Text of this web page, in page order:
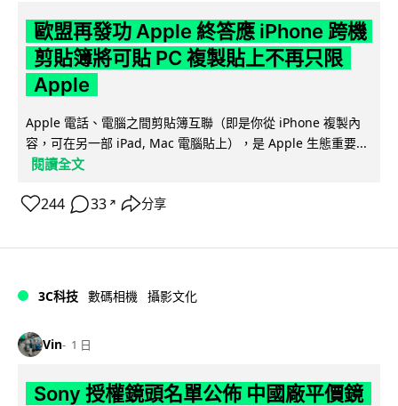
歐盟再發功 Apple 終答應 iPhone 跨機
剪貼簿將可貼 PC 複製貼上不再只限
Apple
Apple 電話、電腦之間剪貼簿互聯（即是你從 iPhone 複製內
容，可在另一部 iPad, Mac 電腦貼上），是 Apple 生態重要...
閱讀全文
244 33 ↗ 分享
3C科技 數碼相機 攝影文化
Vin 1 日
Sony 授權鏡頭名單公佈 中國廠平價鏡